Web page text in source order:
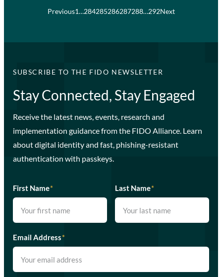
Previous1…284285286287288…292Next
SUBSCRIBE TO THE FIDO NEWSLETTER
Stay Connected, Stay Engaged
Receive the latest news, events, research and
implementation guidance from the FIDO Alliance. Learn
about digital identity and fast, phishing-resistant
authentication with passkeys.
First Name* Last Name*
Email Address*